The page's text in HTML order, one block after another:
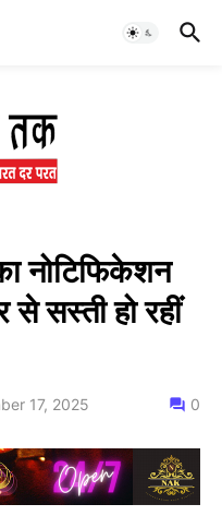
नोटिफिकेशन
से सस्ती हो रहीं
17, 2025 0